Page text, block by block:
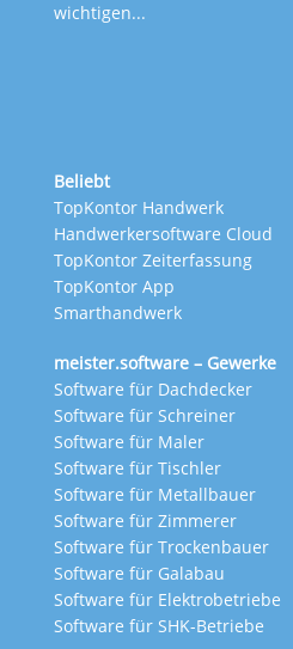
wichtigen...
Beliebt
TopKontor Handwerk
Handwerkersoftware Cloud
TopKontor Zeiterfassung
TopKontor App
Smarthandwerk
meister.software – Gewerke
Software für Dachdecker
Software für Schreiner
Software für Maler
Software für Tischler
Software für Metallbauer
Software für Zimmerer
Software für Trockenbauer
Software für Galabau
Software für Elektrobetriebe
Software für SHK-Betriebe